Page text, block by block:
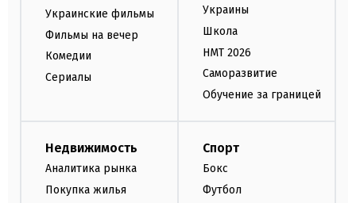
Украинские фильмы
Фильмы на вечер
Комедии
Сериалы
Украины
Школа
НМТ 2026
Саморазвитие
Обучение за границей
Недвижимость
Аналитика рынка
Покупка жилья
Спорт
Бокс
Футбол